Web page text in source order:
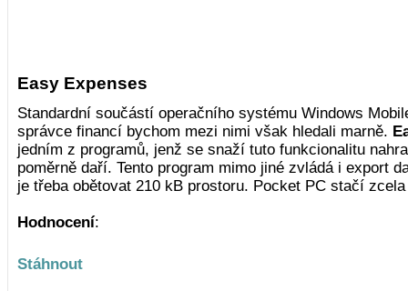
Easy Expenses
Standardní součástí operačního systému Windows
správce financí bychom mezi nimi však hledali marně.
jedním z programů, jenž se snaží tuto funkcionalitu
poměrně daří. Tento program mimo jiné zvládá i export
je třeba obětovat 210 kB prostoru. Pocket PC stačí
Hodnocení:
Stáhnout